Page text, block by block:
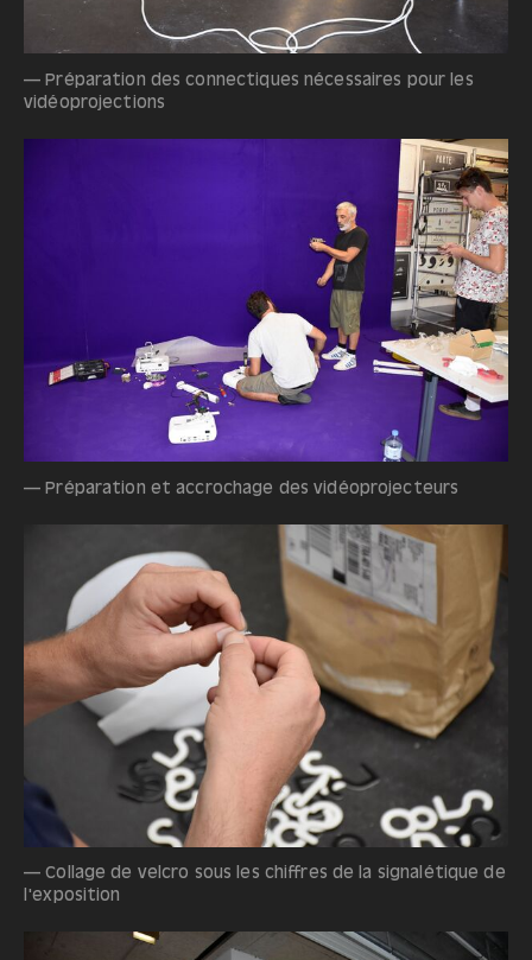
— Préparation des connectiques nécessaires pour les
vidéoprojections
— Préparation et accrochage des vidéoprojecteurs
— Collage de velcro sous les chiffres de la signalétique de
l'exposition